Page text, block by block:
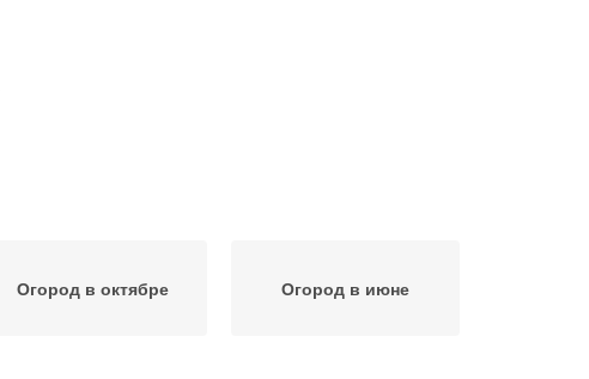
Огород в октябре Огород в июне